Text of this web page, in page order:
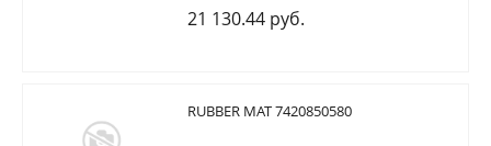
21 130.44 руб.
RUBBER MAT 7420850580